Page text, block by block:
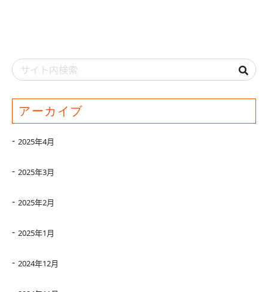
アーカイブ
2025年4月
2025年3月
2025年2月
2025年1月
2024年12月